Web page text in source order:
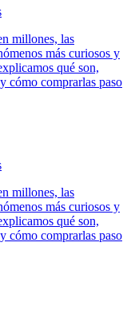
millones, las
más curiosos y
qué son,
cómo comprarlas paso
millones, las
más curiosos y
qué son,
cómo comprarlas paso